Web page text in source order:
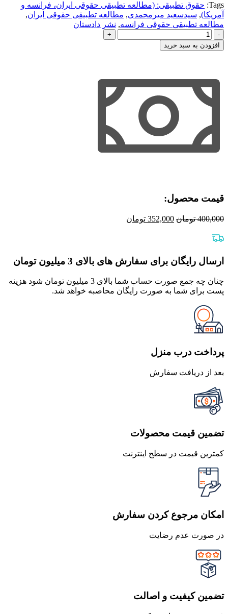
Tags: حقوق تطبیقی: (مطالعه تطبیقی حقوقی ایران، فرانسه و
آمریکا), سیدسعید میرمحمدی, مطالعه تطبیقی حقوقی ایران,
مطالعه تطبیقی حقوقی فرانسه, نشر دادستان
حقوق
تطبیقی:
(مطالعه
ایران،
فرانسه
افزودن به سبد خرید
قیمت محصول:​
400,000 تومان قیمت
352,000 تومان
ارسال رایگان برای سفارش های بالای 3 میلیون تومان
چنان چه جمع صورت حساب شما بالای 3 میلیون تومان شود هزینه
پست برای شما به صورت رایگان محاصبه خواهد شد.
پرداخت درب منزل
بعد از دریافت سفارش
تضمین قیمت محصولات
کمترین قیمت در سطح اینترنت
امکان مرجوع کردن سفارش
در صورت عدم رضایت
تضمین کیفیت و اصالت